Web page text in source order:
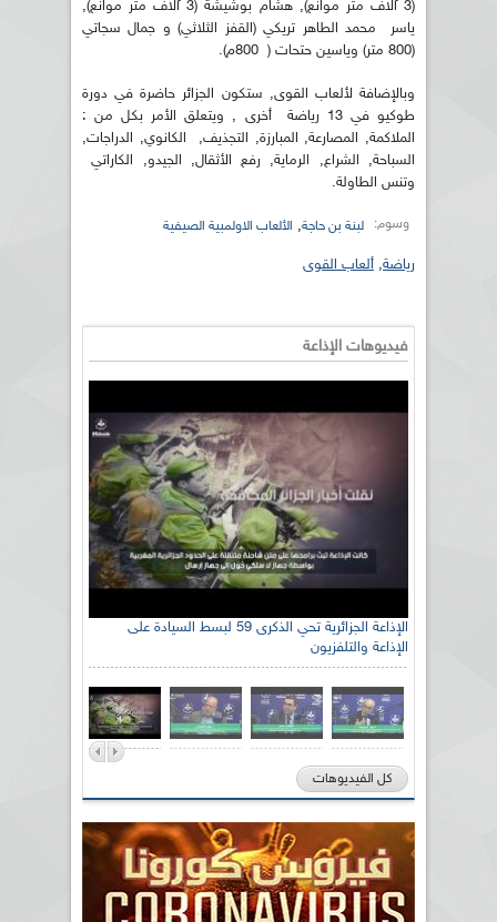
(3 آلاف متر موانع), هشام بوشيشة (3 آلاف متر موانع),
ياسر محمد الطاهر تريكي (القفز الثلاثي) و جمال سجاتي
(800 متر) وياسين حتحات ( 800م).
وبالإضافة لألعاب القوى, ستكون الجزائر حاضرة في دورة
طوكيو في 13 رياضة أخرى , ويتعلق الأمر بكل من :
الملاكمة, المصارعة, المبارزة, التجذيف, الكانوي, الدراجات,
السباحة, الشراع, الرماية, رفع الأثقال, الجيدو, الكاراتي
وتنس الطاولة.
وسوم: لبنة بن حاجة, الألعاب الاولمبية الصيفية
رياضة, ألعاب القوى
فيديوهات الإذاعة
الإذاعة الجزائرية تحي الذكرى 59 لبسط السيادة على
الإذاعة والتلفزيون
كل الفيديوهات